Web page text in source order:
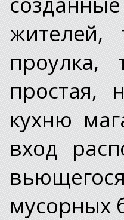
проулка,
простая,
кухню
вход
мусорных